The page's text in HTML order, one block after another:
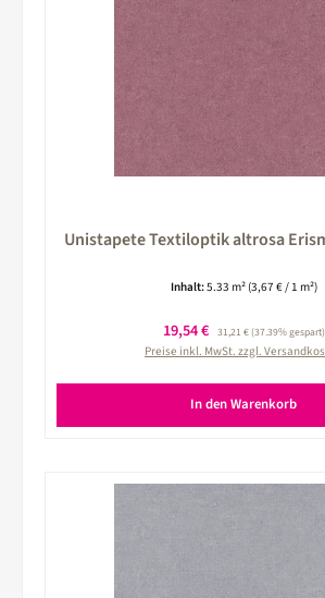
Unistapete Textiloptik altrosa
Inhalt:5.33 m² (3,67 € / 1 m²)
Verkaufspreis:
19,54 € Regulärer Preis:
31,21 €(37.39% gespart)
Preise inkl. MwSt. zzgl.
In den Warenkorb